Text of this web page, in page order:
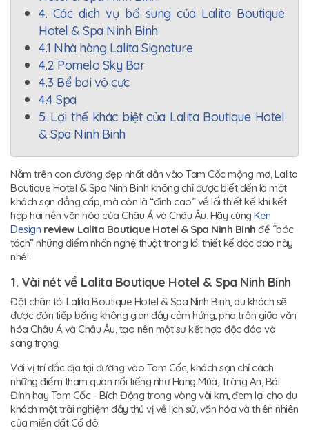
4. Các dịch vụ bổ sung của Lalita Boutique
Hotel & Spa Ninh Binh
4.1 Nhà hàng Lalita Signature
4.2 Pomelo Sky Bar
4.3 Bể bơi vô cực
4.4 Spa
5. Lợi thế khác biệt của Lalita Boutique Hotel
& Spa Ninh Binh
Nằm trên con đường đẹp nhất dẫn vào Tam Cốc mộng mơ, Lalita
Boutique Hotel & Spa Ninh Binh không chỉ được biết đến là một
khách sạn đẳng cấp, mà còn là “đỉnh cao” về lối thiết kế khi kết
hợp hai nền văn hóa của Châu Á và Châu Âu. Hãy cùng Ken
Design review Lalita Boutique Hotel & Spa Ninh Binh để “bóc
tách” những điểm nhấn nghệ thuật trong lối thiết kế độc đáo này
nhé!
1. Vài nét về Lalita Boutique Hotel & Spa Ninh Binh
Đặt chân tới Lalita Boutique Hotel & Spa Ninh Binh, du khách sẽ
được đón tiếp bằng không gian đầy cảm hứng, pha trộn giữa văn
hóa Châu Á và Châu Âu, tạo nên một sự kết hợp độc đáo và
sang trọng.
Với vị trí đắc địa tại đường vào Tam Cốc, khách sạn chỉ cách
những điểm tham quan nổi tiếng như Hang Múa, Tràng An, Bái
Đính hay Tam Cốc - Bích Động trong vòng vài km, đem lại cho du
khách một trải nghiệm đầy thú vị về lịch sử, văn hóa và thiên nhiên
của miền đất Cố đô.